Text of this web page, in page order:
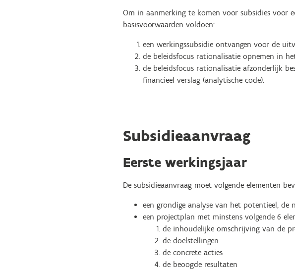
Om in aanmerking te komen voor subsidies voor
basisvoorwaarden voldoen:
een werkingssubsidie ontvangen voor de
de beleidsfocus rationalisatie opnemen in
de beleidsfocus rationalisatie afzonderlijk
financieel verslag (analytische code).
Subsidieaanvraag
Eerste werkingsjaar
De subsidieaanvraag moet volgende elementen
een grondige analyse van het potentieel,
een projectplan met minstens volgende 6
de inhoudelijke omschrijving van de
de doelstellingen
de concrete acties
de beoogde resultaten